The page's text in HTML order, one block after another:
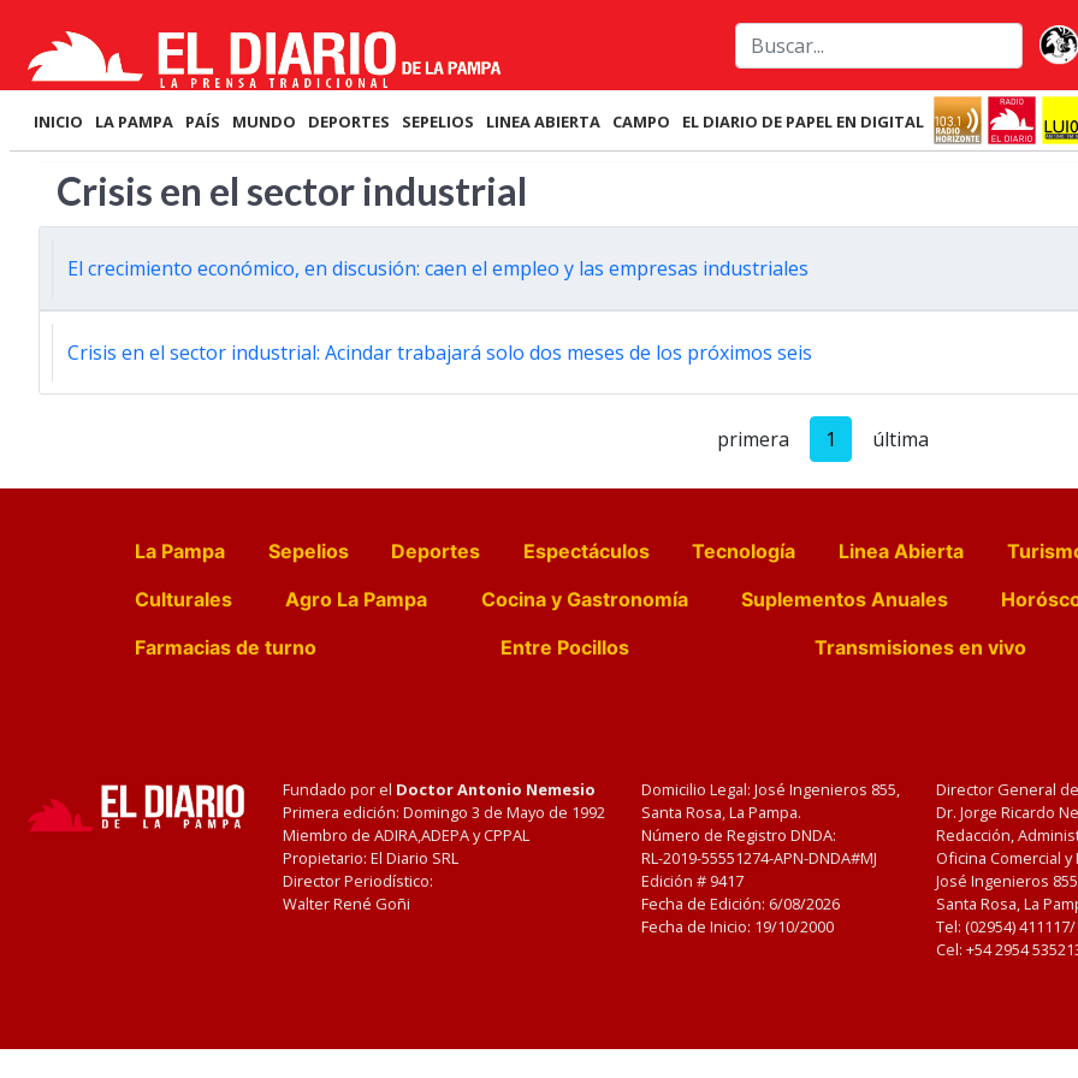
INICIO LA PAMPA PAÍS MUNDO DEPORTES SEPELIOS LINEA ABIERTA CAMPO EL DIARIO DE PAPEL EN DIGITAL
Crisis en el sector industrial
El crecimiento económico, en discusión: caen el empleo y las empresas industriales
Crisis en el sector industrial: Acindar trabajará solo dos meses de los próximos seis
primera 1 última
La Pampa Sepelios Deportes Espectáculos Tecnología Linea Abierta
Culturales
Agro La Pampa Cocina y Gastronomía Suplementos Anuales
Farmacias de turno
Entre Pocillos Transmisiones en vivo
Fundado por el Doctor Antonio Nemesio
Primera edición: Domingo 3 de Mayo de 1992
Miembro de ADIRA,ADEPA y CPPAL
Propietario: El Diario SRL
Director Periodístico:
Walter René Goñi
Domicilio Legal: José Ingenieros 855,
Santa Rosa, La Pampa.
Número de Registro DNDA:
RL-2019-55551274-APN-DNDA#MJ
Edición # 9417
Fecha de Edición: 6/08/2026
Fecha de Inicio: 19/10/2000
Director General
Dr. Jorge Ricardo
Redacción,
Oficina Comercial
José Ingenieros
Santa Rosa, La
Tel: (02954)
Cel: +54 2954